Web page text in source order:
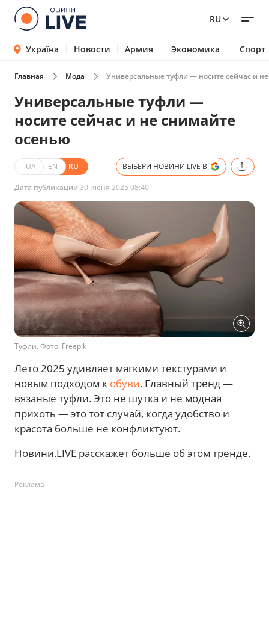
RU
Україна Новости Армия Экономика Спорт
Главная Мода Универсальные туфли — носите сейчас и
Универсальные туфли —
носите сейчас и не снимайте
осенью
UA EN RU ВЫБЕРИ НОВИНИ.LIVE В
Дата публикации 30 июня 2025 08:40
Туфли. Фото: Freepik
Лето 2025 удивляет мягкими текстурами и
новым подходом к обуви. Главный тренд —
вязаные туфли. Это не шутка и не модная
прихоть — это тот случай, когда удобство и
красота больше не конфликтуют.
Новини.LIVE расскажет больше об этом тренде.
Реклама